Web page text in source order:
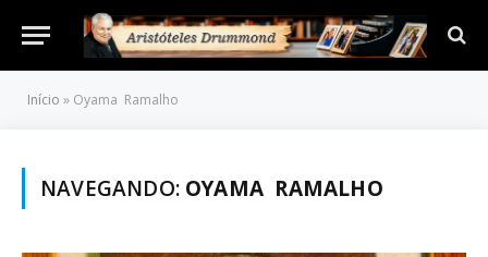
Início » Oyama Ramalho
NAVEGANDO: OYAMA RAMALHO